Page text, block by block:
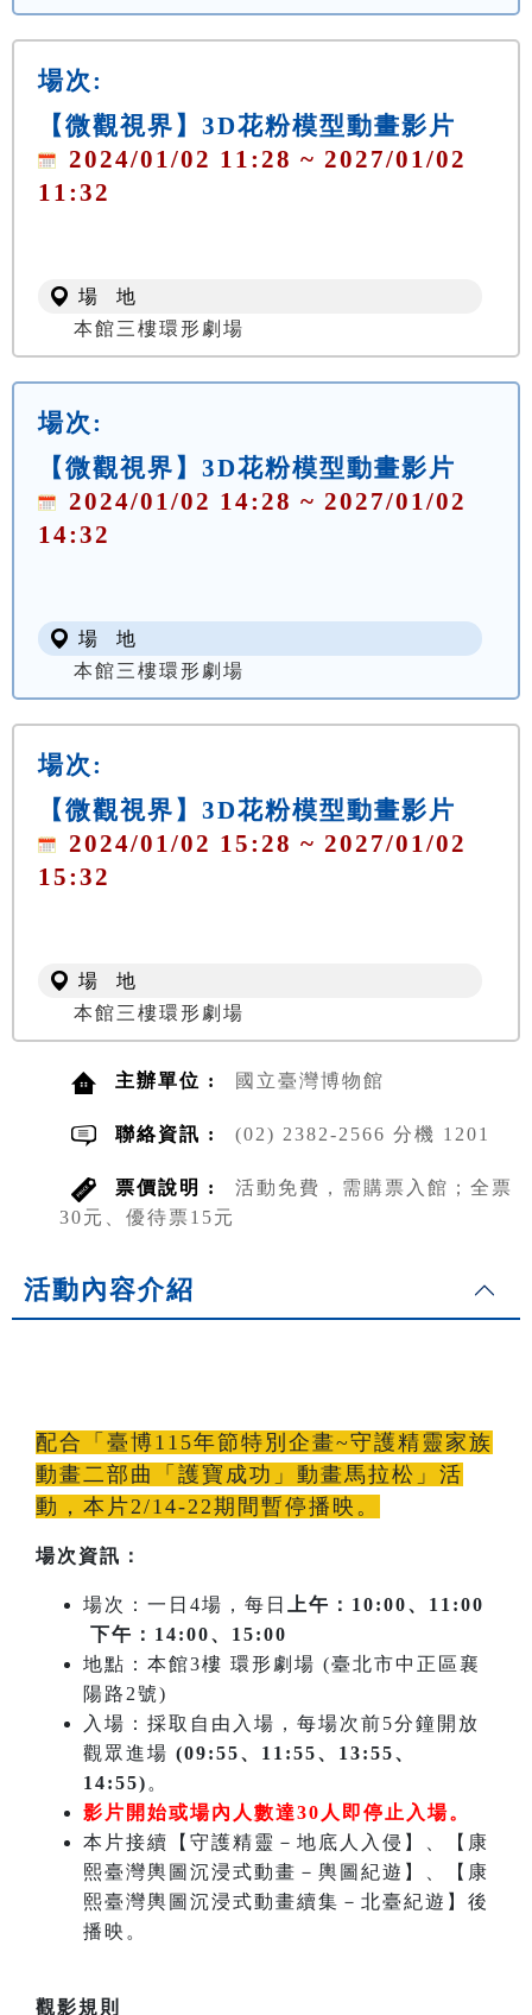
場次:
【微觀視界】3D花粉模型動畫影片
2024/01/02 11:28 ~ 2027/01/02
11:32
場 地
本館三樓環形劇場
場次:
【微觀視界】3D花粉模型動畫影片
2024/01/02 14:28 ~ 2027/01/02
14:32
場 地
本館三樓環形劇場
場次:
【微觀視界】3D花粉模型動畫影片
2024/01/02 15:28 ~ 2027/01/02
15:32
場 地
本館三樓環形劇場
主辦單位 : 國立臺灣博物館
聯絡資訊 : (02) 2382-2566 分機 1201
票價說明 :
活動免費，需購票入館；全票
30元、優待票15元
活動內容介紹
配合「臺博115年節特別企畫~守護精靈家族
動畫二部曲「護寶成功」動畫馬拉松」活
動，本片2/14-22期間暫停播映。
場次資訊：
場次：一日4場，每日 上午：10:00、11:00
下午：14:00、15:00
地點：本館3樓 環形劇場 (臺北市中正區襄
陽路2號)
入場：採取自由入場，每場次前5分鐘開放
觀眾進場 (09:55、11:55、13:55、
14:55)。
影片開始或場內人數達30人即停止入場。
本片接續【守護精靈－地底人入侵】、【康
熙臺灣輿圖沉浸式動畫－輿圖紀遊】、【康
熙臺灣輿圖沉浸式動畫續集－北臺紀遊】後
播映。
觀影規則